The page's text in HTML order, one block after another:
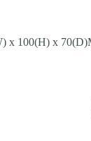
x 100(H) x